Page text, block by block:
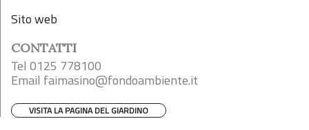
Sito web
CONTATTI
Tel 0125 778100
Email faimasino@fondoambiente.it
VISITA LA PAGINA DEL GIARDINO